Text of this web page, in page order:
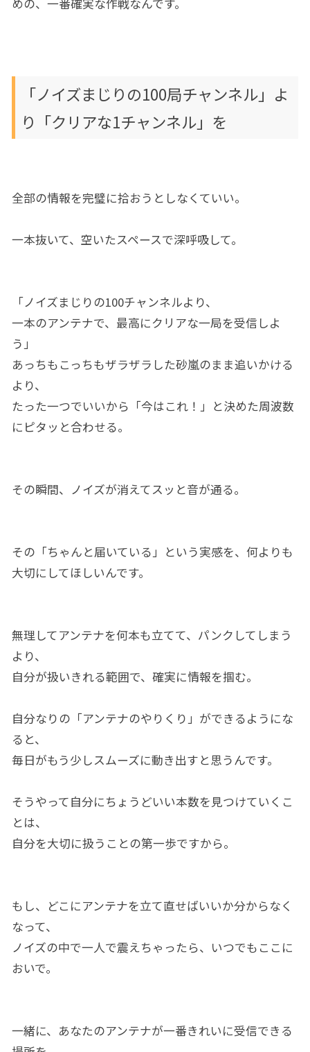
「ノイズまじりの100局チャンネル」よ
り「クリアな1チャンネル」を
全部の情報を完璧に拾おうとしなくていい。
一本抜いて、空いたスペースで深呼吸して。
「ノイズまじりの100チャンネルより、
一本のアンテナで、最高にクリアな一局を受信しよ
う」
あっちもこっちもザラザラした砂嵐のまま追いかける
より、
たった一つでいいから「今はこれ！」と決めた周波数
にピタッと合わせる。
その瞬間、ノイズが消えてスッと音が通る。
その「ちゃんと届いている」という実感を、何よりも
大切にしてほしいんです。
無理してアンテナを何本も立てて、パンクしてしまう
より、
自分が扱いきれる範囲で、確実に情報を掴む。
自分なりの「アンテナのやりくり」ができるようにな
ると、
毎日がもう少しスムーズに動き出すと思うんです。
そうやって自分にちょうどいい本数を見つけていくこ
とは、
自分を大切に扱うことの第一歩ですから。
もし、どこにアンテナを立て直せばいいか分からなく
なって、
ノイズの中で一人で震えちゃったら、いつでもここに
おいで。
一緒に、あなたのアンテナが一番きれいに受信できる